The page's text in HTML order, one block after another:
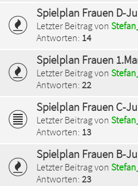
Spielplan Frauen D-
Letzter Beitrag von
Antworten: 14
Spielplan Frauen
Letzter Beitrag von
Antworten: 22
Spielplan Frauen C-
Letzter Beitrag von
Antworten: 13
Spielplan Frauen B-
Letzter Beitrag von
Antworten: 23